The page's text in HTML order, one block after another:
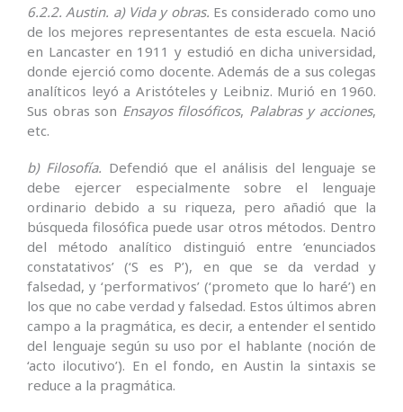
6.2.2. Austin. a) Vida y obras. Es considerado como uno
de los mejores representantes de esta escuela. Nació
en Lancaster en 1911 y estudió en dicha universidad,
donde ejerció como docente. Además de a sus colegas
analíticos leyó a Aristóteles y Leibniz. Murió en 1960.
Sus obras son Ensayos filosóficos, Palabras y acciones,
etc.
b) Filosofía. Defendió que el análisis del lenguaje se
debe ejercer especialmente sobre el lenguaje
ordinario debido a su riqueza, pero añadió que la
búsqueda filosófica puede usar otros métodos. Dentro
del método analítico distinguió entre ‘enunciados
constatativos’ (‘S es P’), en que se da verdad y
falsedad, y ‘performativos’ (‘prometo que lo haré’) en
los que no cabe verdad y falsedad. Estos últimos abren
campo a la pragmática, es decir, a entender el sentido
del lenguaje según su uso por el hablante (noción de
‘acto ilocutivo’). En el fondo, en Austin la sintaxis se
reduce a la pragmática.